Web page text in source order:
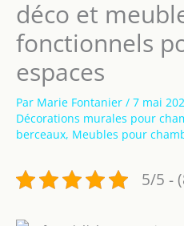
déco et
fonctionnels
espaces
Par Marie Fontanier / 7 mai
Décorations murales pour
berceaux, Meubles pour
5/5 -